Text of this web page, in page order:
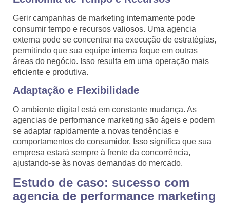
Gerir campanhas de marketing internamente pode
consumir tempo e recursos valiosos. Uma agencia
externa pode se concentrar na execução de estratégias,
permitindo que sua equipe interna foque em outras
áreas do negócio. Isso resulta em uma operação mais
eficiente e produtiva.
Adaptação e Flexibilidade
O ambiente digital está em constante mudança. As
agencias de performance marketing são ágeis e podem
se adaptar rapidamente a novas tendências e
comportamentos do consumidor. Isso significa que sua
empresa estará sempre à frente da concorrência,
ajustando-se às novas demandas do mercado.
Estudo de caso: sucesso com
agencia de performance marketing